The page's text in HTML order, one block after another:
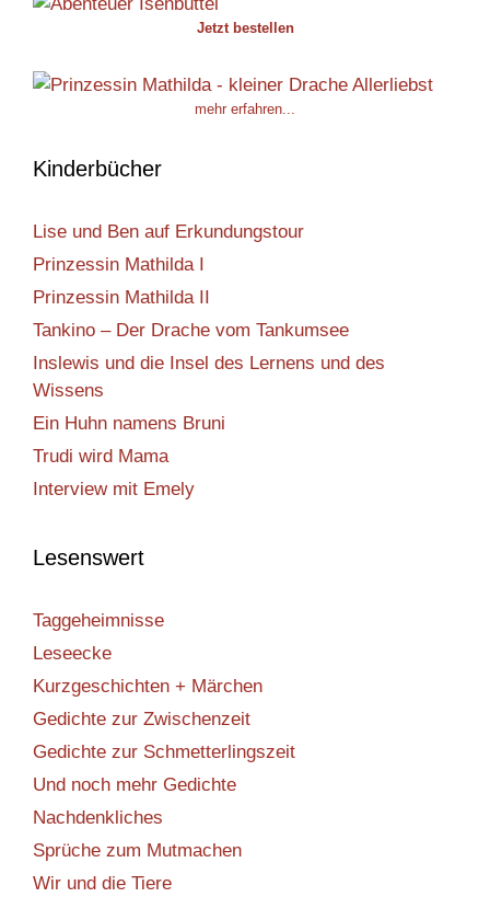
Jetzt bestellen
mehr erfahren...
Kinderbücher
Lise und Ben auf Erkundungstour
Prinzessin Mathilda I
Prinzessin Mathilda II
Tankino – Der Drache vom Tankumsee
Inslewis und die Insel des Lernens und des
Wissens
Ein Huhn namens Bruni
Trudi wird Mama
Interview mit Emely
Lesenswert
Taggeheimnisse
Leseecke
Kurzgeschichten + Märchen
Gedichte zur Zwischenzeit
Gedichte zur Schmetterlingszeit
Und noch mehr Gedichte
Nachdenkliches
Sprüche zum Mutmachen
Wir und die Tiere